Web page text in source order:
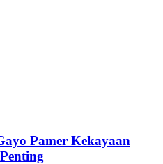
Pamer Kekayaan